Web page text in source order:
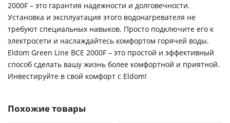
2000F – это гарантия надежности и долговечности.
Установка и эксплуатация этого водонагревателя не
требуют специальных навыков. Просто подключите его к
электросети и наслаждайтесь комфортом горячей воды.
Eldom Green Line BCE 2000F – это простой и эффективный
способ сделать вашу жизнь более комфортной и приятной.
Инвестируйте в свой комфорт с Eldom!
Похожие товары